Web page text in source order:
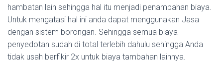
hambatan lain sehingga hal itu menjadi penambahan biaya.
Untuk mengatasi hal ini anda dapat menggunakan Jasa
dengan sistem borongan. Sehingga semua biaya
penyedotan sudah di total terlebih dahulu sehingga Anda
tidak usah berfikir 2x untuk biaya tambahan lainnya.